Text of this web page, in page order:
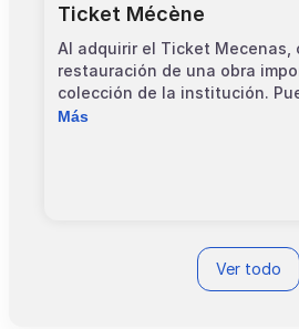
Ticket Mécène
Al adquirir el Ticket Mecenas,
restauración de una obra
colección de la institución.
aportación fija de 2 €, 5 € o 10
emitirá ningún certificado
donaciones realizadas a
Mecenas. El Ticket Mecenas
Más
Ver todo